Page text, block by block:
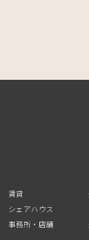
賃貸
シェアハウス
事務所・店舗